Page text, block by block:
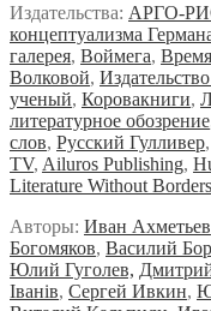
Издательства: АРГО-
концептуализма
галерея, Воймега, Время
Волковой,
ученый, Коровакниги,
литературное обозрение
слов, Русский Гулливер,
TV, Ailuros Publishing,
Literature Without Borders
Авторы: Иван Ахметьев
Богомяков, Василий
Юлий Гуголев,
Iванiв, Сергей Ивкин,